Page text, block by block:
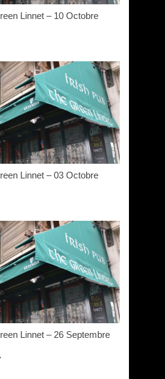
Linnet – 10 Octobre
Linnet – 03 Octobre
Linnet – 26 Septembre